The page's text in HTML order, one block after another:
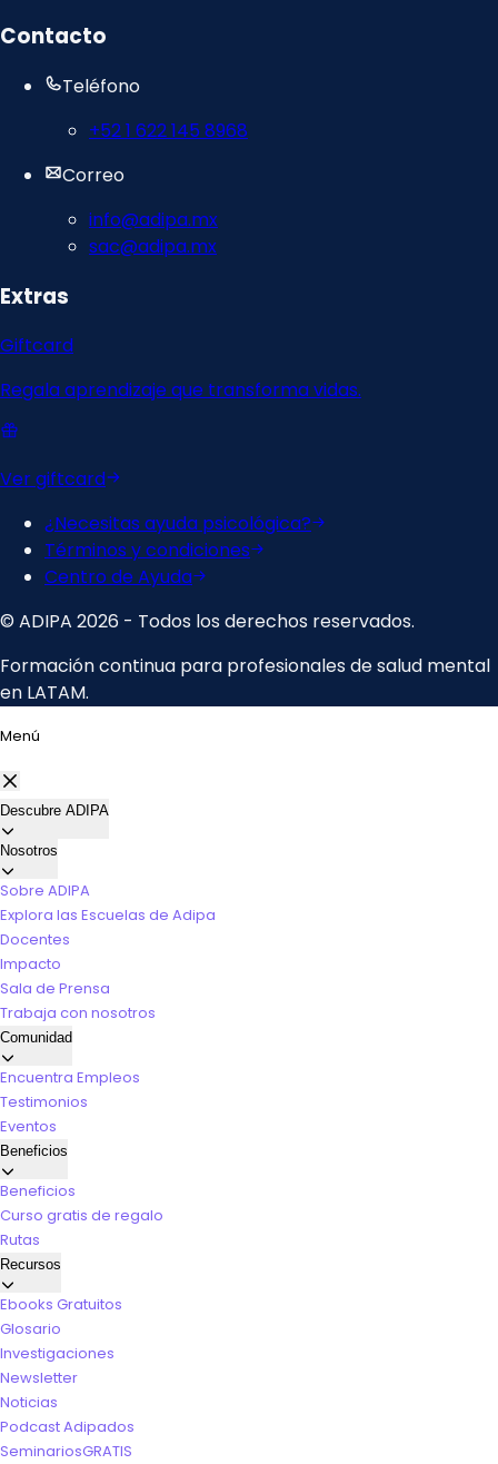
Menú
Descubre ADIPA
Nosotros
Sobre ADIPA
Explora las Escuelas de Adipa
Docentes
Impacto
Sala de Prensa
Trabaja con nosotros
Comunidad
Encuentra Empleos
Testimonios
Eventos
Beneficios
Beneficios
Curso gratis de regalo
Rutas
Recursos
Ebooks Gratuitos
Glosario
Investigaciones
Newsletter
Noticias
Podcast Adipados
SeminariosGRATIS